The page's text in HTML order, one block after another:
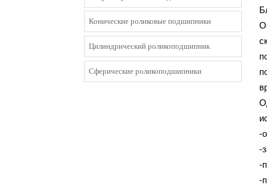
Конические роликовые подшипники
Цилиндрический роликоподшипник
Сферические роликоподшипники
-
-
-
-